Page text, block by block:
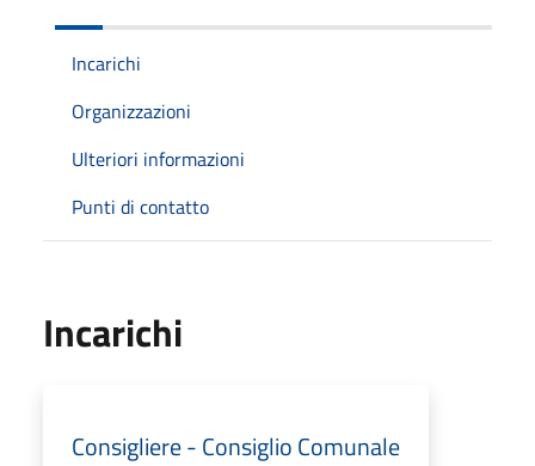
Incarichi
Organizzazioni
Ulteriori informazioni
Punti di contatto
Incarichi
Consigliere - Consiglio Comunale